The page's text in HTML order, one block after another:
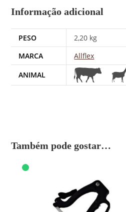
Informação adicional
PESO
2,20 kg
MARCA
Allflex
ANIMAL
Também pode gostar…